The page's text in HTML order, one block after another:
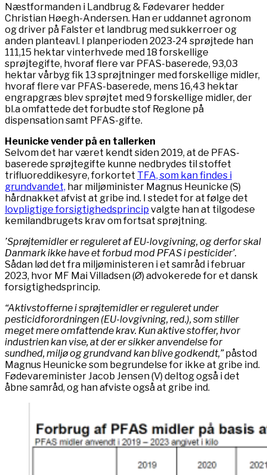
Næstformanden i Landbrug & Fødevarer hedder
Christian Høegh-Andersen. Han er uddannet agronom
og driver på Falster et landbrug med sukkerroer og
anden planteavl. I planperioden 2023-24 sprøjtede han
111,15 hektar vinterhvede med 18 forskellige
sprøjtegifte, hvoraf flere var PFAS-baserede, 93,03
hektar vårbyg fik 13 sprøjtninger med forskellige midler,
hvoraf flere var PFAS-baserede, mens 16,43 hektar
engrapgræs blev sprøjtet med 9 forskellige midler, der
bl.a omfattede det forbudte stof Reglone på
dispensation samt PFAS-gifte.
Heunicke vender på en tallerken
Selvom det har været kendt siden 2019, at de PFAS-
baserede sprøjtegifte kunne nedbrydes til stoffet
trifluoreddikesyre, forkortet TFA, som kan findes i
grundvandet, har miljøminister Magnus Heunicke (S)
hårdnakket afvist at gribe ind. I stedet for at følge det
lovpligtige forsigtighedsprincip valgte han at tilgodese
kemilandbrugets krav om fortsat sprøjtning.
’Sprøjtemidler er reguleret af EU-lovgivning, og derfor skal
Danmark ikke have et forbud mod PFAS i pesticider’.
Sådan lød det fra miljøministeren i et samråd i februar
2023, hvor MF Mai Villadsen (Ø) advokerede for et dansk
forsigtighedsprincip.
“Aktivstofferne i sprøjtemidler er reguleret under
pesticidforordningen (EU-lovgivning, red.), som stiller
meget mere omfattende krav. Kun aktive stoffer, hvor
industrien kan vise, at der er sikker anvendelse for
sundhed, miljø og grundvand kan blive godkendt,”påstod
Magnus Heunicke som begrundelse for ikke at gribe ind.
Fødevareminister Jacob Jensen (V) deltog også i det
åbne samråd, og han afviste også at gribe ind.